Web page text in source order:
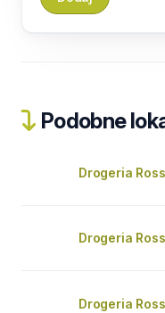
Podobne
Drogeria
Drogeria
Drogeria